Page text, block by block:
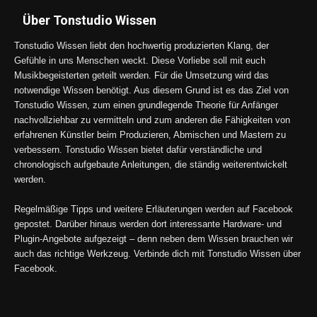
Über Tonstudio Wissen
Tonstudio Wissen liebt den hochwertig produzierten Klang, der
Gefühle in uns Menschen weckt. Diese Vorliebe soll mit euch
Musikbegeisterten geteilt werden. Für die Umsetzung wird das
notwendige Wissen benötigt. Aus diesem Grund ist es das Ziel von
Tonstudio Wissen, zum einen grundlegende Theorie für Anfänger
nachvollziehbar zu vermitteln und zum anderen die Fähigkeiten von
erfahrenen Künstler beim Produzieren, Abmischen und Mastern zu
verbessern. Tonstudio Wissen bietet dafür verständliche und
chronologisch aufgebaute Anleitungen, die ständig weiterentwickelt
werden.
Regelmäßige Tipps und weitere Erläuterungen werden auf Facebook
gepostet. Darüber hinaus werden dort interessante Hardware- und
Plugin-Angebote aufgezeigt – denn neben dem Wissen brauchen wir
auch das richtige Werkzeug. Verbinde dich mit Tonstudio Wissen über
Facebook.